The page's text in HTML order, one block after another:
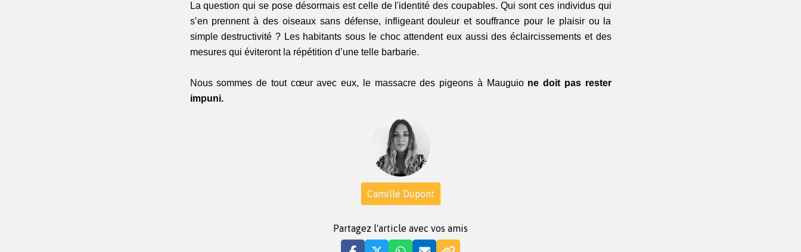
La question qui se pose désormais est celle de l'identité des coupables. Qui sont ces individus qui
s’en prennent à des oiseaux sans défense, infligeant douleur et souffrance pour le plaisir ou la
simple destructivité ? Les habitants sous le choc attendent eux aussi des éclaircissements et des
mesures qui éviteront la répétition d’une telle barbarie.
Nous sommes de tout cœur avec eux, le massacre des pigeons à Mauguio ne doit pas rester
impuni.
Camille Dupont
Partagez l'article avec vos amis